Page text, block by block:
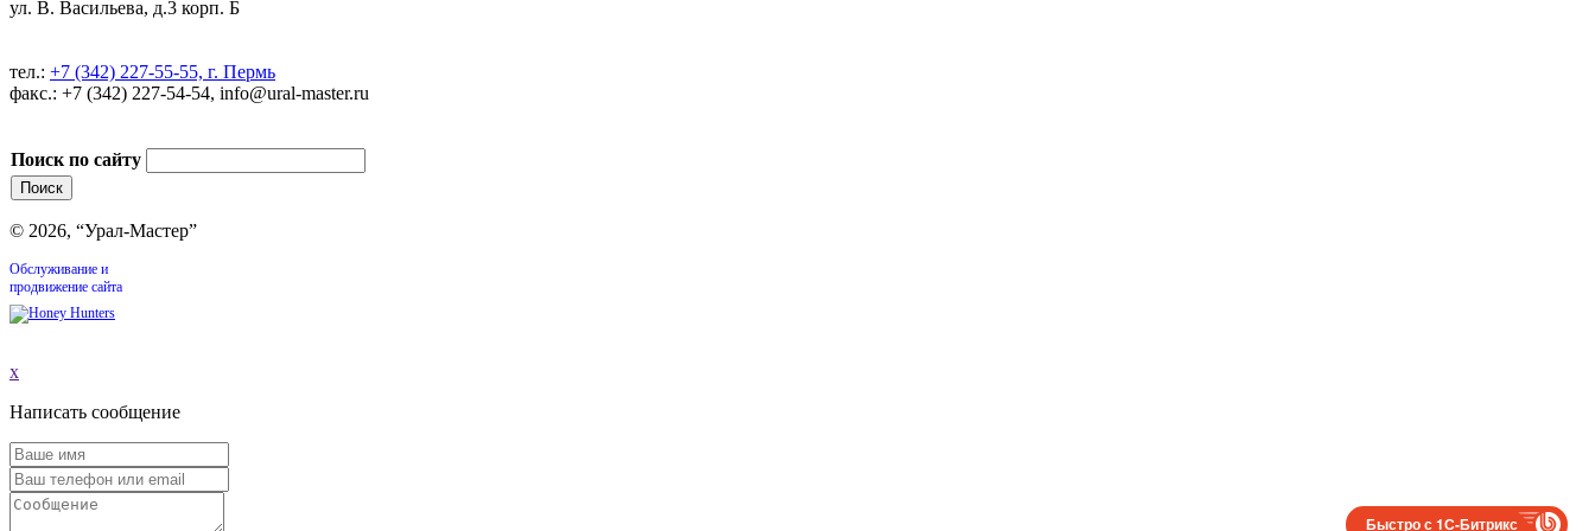
ул. В. Васильева, д.3 корп. Б
тел.: +7 (342) 227-55-55, г. Пермь
факс.: +7 (342) 227-54-54, info@ural-master.ru
Поиск по сайту
© 2026, “Урал-Мастер”
Обслуживание и
продвижение сайта
x
Написать сообщение
Быстро с 1С-Битрикс